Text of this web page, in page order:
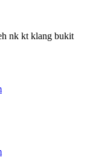
nk kt klang bukit